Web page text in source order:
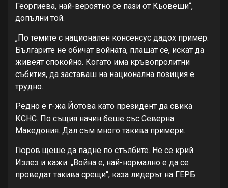
Георгиева, най-вероятно се пази от Кьовеши“,
допълни той.
„По темите с национален консенсус дадох пример.
Българите не обичат войната, плашат се, искат да
живеят спокойно. Когато има кръвопролитни
събития, да заставаш на национална позиция е
трудно.
Редно е г-жа Йотова като президент да свика
КСНС. По същия начин беше със Северна
Македония. Дал съм много такива примери.
Гюров щеше да падне по стълбите. Не се крий.
Излез и кажи: „Война е, най-нормално е да се
проведат такива срещи“, каза лидерът на ГЕРБ.